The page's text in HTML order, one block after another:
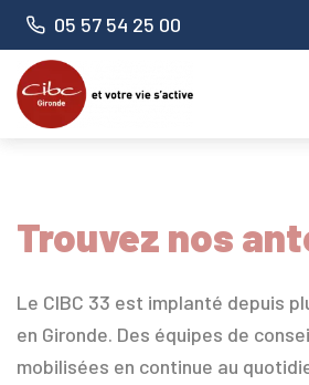
Numéro de téléphone :
05 57 54 25 00
Trouvez nos
Le CIBC 33 est implanté depuis
en Gironde. Des équipes de
mobilisées en continue au
Panneau de gestion des cookies